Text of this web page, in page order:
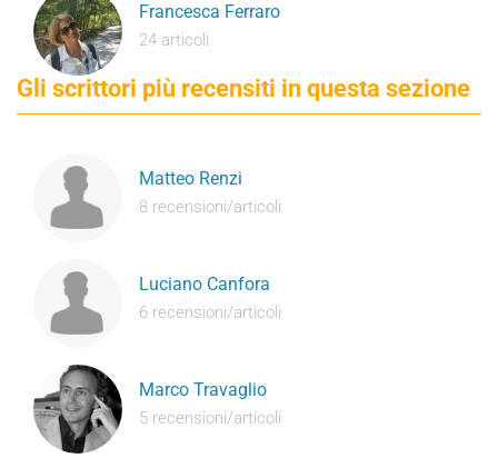
Francesca Ferraro
24 articoli
Gli scrittori più recensiti in questa sezione
Matteo Renzi
8 recensioni/articoli
Luciano Canfora
6 recensioni/articoli
Marco Travaglio
5 recensioni/articoli